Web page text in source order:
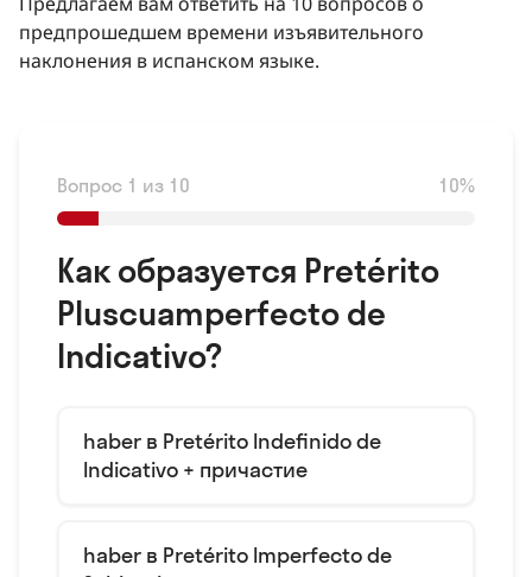
предпрошедшем времени изъявительного
наклонения в испанском языке.
Вопрос 1 из 10 10%
Как образуется Pretérito
Pluscuamperfecto de
Indicativo?
haber в Pretérito Indefinido de
Indicativo + причастие
haber в Pretérito Imperfecto de